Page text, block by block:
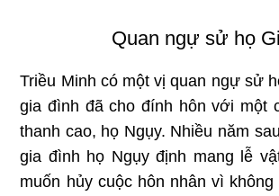
Quan ngự sử họ
Triều Minh có một vị quan ngự sử
gia đình đã cho đính hôn với một
thanh cao, họ Ngụy. Nhiều năm
gia đình họ Ngụy định mang lễ
muốn hủy cuộc hôn nhân vì